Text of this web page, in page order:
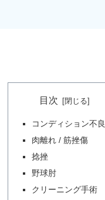
目次
コンディション不良
肉離れ / 筋挫傷
捻挫
野球肘
クリーニング手術